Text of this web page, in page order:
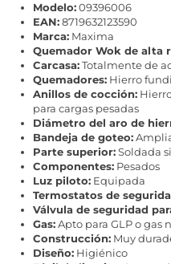
Modelo:09396006
EAN:8719632123590
Marca: Maxima
Quemador Wok de alta
Carcasa:Totalmente de
Quemadores: Hierro
Anillos de cocción:
para cargas pesadas
Diámetro del aro de
Bandeja de goteo:
Parte superior:Soldada
Componentes: Pesados
Luz piloto: Equipada
Termostatos de
Válvula de seguridad
Gas:Apto para GLP o gas
Construcción: Muy
Diseño: Higiénico